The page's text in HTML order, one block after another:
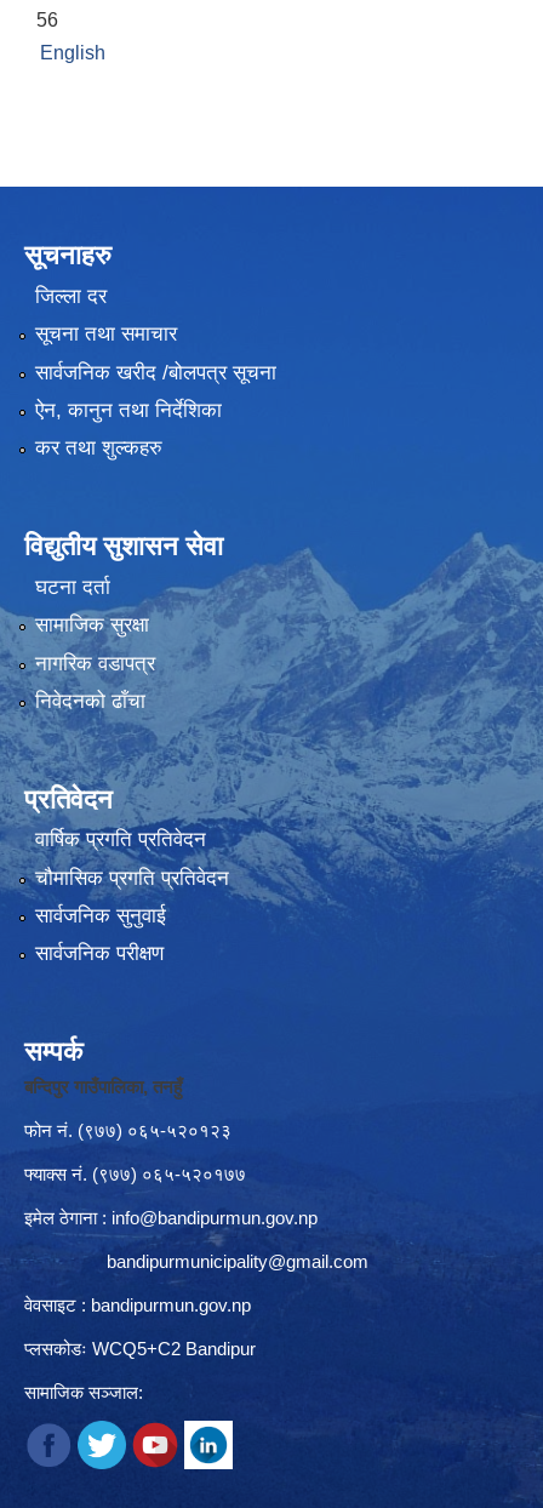
56
English
सूचनाहरु
जिल्ला दर
सूचना तथा समाचार
सार्वजनिक खरीद /बोलपत्र सूचना
ऐन, कानुन तथा निर्देशिका
कर तथा शुल्कहरु
विद्युतीय सुशासन सेवा
घटना दर्ता
सामाजिक सुरक्षा
नागरिक वडापत्र
निवेदनको ढाँचा
प्रतिवेदन
वार्षिक प्रगति प्रतिवेदन
चौमासिक प्रगति प्रतिवेदन
सार्वजनिक सुनुवाई
सार्वजनिक परीक्षण
सम्पर्क
बन्दिपुर गाउँपालिका, तनहुँ
फोन नं‍. (९७७) ०६५-५२०१२३
फ्याक्स नं. (९७७) ०६५-५२०१७७
इमेल ठेगाना : info@bandipurmun.gov.np
bandipurmunicipality@gmail.com
वेवसाइट : bandipurmun.gov.np
प्लसकोडः WCQ5+C2 Bandipur
सामाजिक सञ्जाल: